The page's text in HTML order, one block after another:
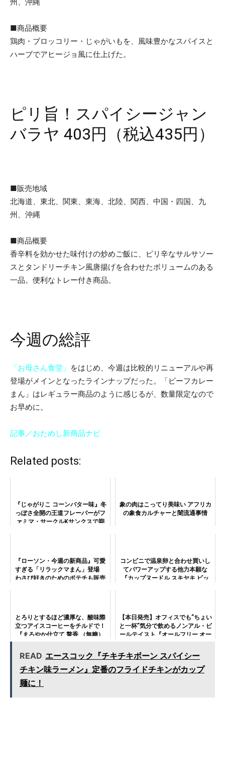
■商品概要
鶏肉・ブロッコリー・じゃがいもを、風味豊かなスパイスと
ハーブでアヒージョ風に仕上げた。
ピリ旨！スパイシージャン
バラヤ 403円（税込435円）
■販売地域
北海道、東北、関東、東海、北陸、関西、中国・四国、九
州、沖縄
■商品概要
香辛料を効かせた味付けの炒めご飯に、ピリ辛なサルサソー
スとタンドリーチキン風唐揚げを合わせたボリュームのある
一品。便利なトレー付き商品。
今週の総評
「お母さん食堂」 をはじめ、今週は比較的リニューアルや再
登場がメインとなったラインナップだった。「ビーフカレー
まん」はレギュラー商品のように感じるが、数量限定なので
お早めに。
記事／おためし新商品ナビ
Related posts:
『じゃがりこ コーンバター味』冬
っぽさ全開の王道フレーバーがフ
ァミマ・サークルKサンクスで期
象の肉はこってり美味い アフリカ
の象食カルチャーと闇流通事情
『ローソン・今週の新商品』可愛
すぎる「リラックマまん」登場
わさび好きのためのポテチも販売
コンビニで温泉卵と合わせ買いし
てパワーアップする他力本願な
『カップヌードル スキヤキ ビッ
とろりとするほど濃厚な、酸味際
立つアイスコーヒーをチルドで！
『まろやか仕立て 贅香 （無糖）
【本日発売】オフィスでも”ちょい
と一杯”気分で飲めるノンアル・ビ
ールテイスト『オールフリー オー
READ エースコック『チキチキボーン スパイシー
チキン味ラーメン』定番のフライドチキンがカップ
麺に！